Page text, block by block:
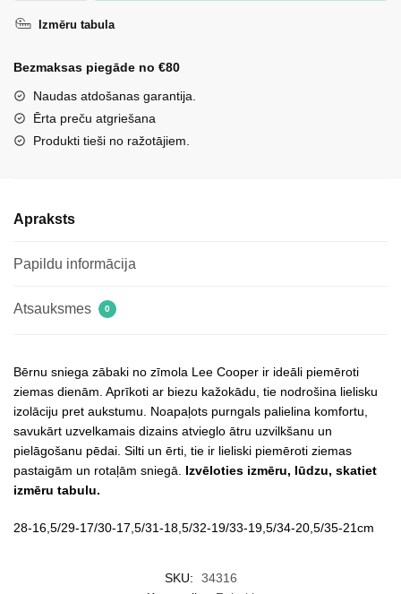
sniega
ar
savelkamu
auklu
tumši
Cooper
24-
2843K
Izmēru tabula
Bezmaksas piegāde no €80
Naudas atdošanas garantija.
Ērta preču atgriešana
Produkti tieši no ražotājiem.
Apraksts
Papildu informācija
Atsauksmes 0
Bērnu sniega zābaki no zīmola Lee Cooper ir ideāli piemēroti
ziemas dienām. Aprīkoti ar biezu kažokādu, tie nodrošina lielisku
izolāciju pret aukstumu. Noapaļots purngals palielina komfortu,
savukārt uzvelkamais dizains atvieglo ātru uzvilkšanu un
pielāgošanu pēdai. Silti un ērti, tie ir lieliski piemēroti ziemas
pastaigām un rotaļām sniegā. Izvēloties izmēru, lūdzu, skatiet
izmēru tabulu.
28-16,5/29-17/30-17,5/31-18,5/32-19/33-19,5/34-20,5/35-21cm
SKU:
34316